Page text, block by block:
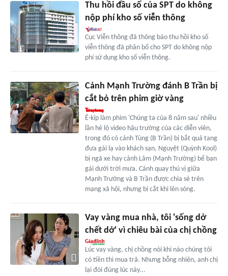
Thu hồi đầu số của SPT do không
nộp phí kho số viễn thông
Cục Viễn thông đã thông báo thu hồi kho số
viễn thông đã phân bổ cho SPT do không nộp
phí sử dụng kho số viễn thông.
Cảnh Mạnh Trường đánh B Trần bị
cắt bỏ trên phim giờ vàng
Ê-kíp làm phim 'Chúng ta của 8 năm sau' nhiều
lần hé lộ video hậu trường của các diễn viên,
trong đó có cảnh Tùng (B Trần) bị bắt quả tang
đưa gái lạ vào khách sạn, Nguyệt (Quỳnh Kool)
bị ngã xe hay cảnh Lâm (Mạnh Trường) bế bạn
gái dưới trời mưa. Cảnh quay thú vị giữa
Mạnh Trường và B Trần được chia sẻ trên
mạng xã hội, nhưng bị cắt khi lên sóng.
Vay vàng mua nhà, tôi 'sống dở
chết dở' vì chiêu bài của chị chồng
Lúc vay vàng, chị chồng nói khi nào chúng tôi
có tiền thì mua trả. Nhưng bỗng nhiên, anh chị
lại đòi đúng lúc này...